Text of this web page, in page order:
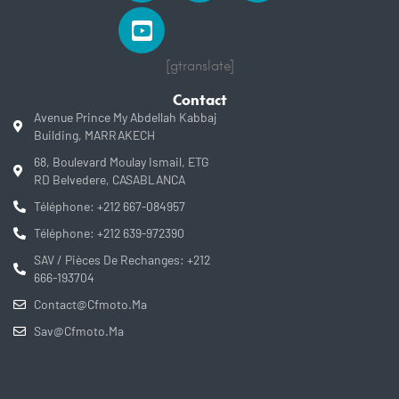
[gtranslate]
Contact
Avenue Prince My Abdellah Kabbaj
Building, MARRAKECH
68, Boulevard Moulay Ismail, ETG
RD Belvedere, CASABLANCA
Téléphone: +212 667-084957
Téléphone: +212 639-972390
SAV / Pièces De Rechanges: +212
666-193704
Contact@cfmoto.ma
Sav@cfmoto.ma